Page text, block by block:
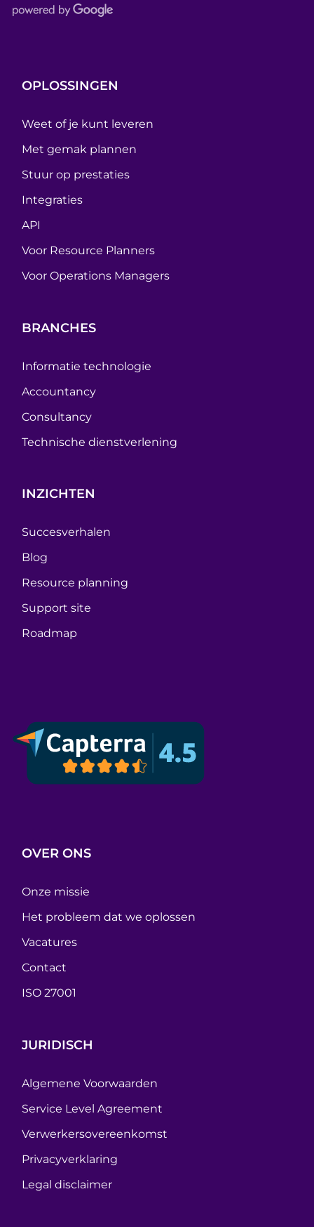
OPLOSSINGEN
Weet of je kunt leveren
Met gemak plannen
Stuur op prestaties
Integraties
API
Voor Resource Planners
Voor Operations Managers
BRANCHES
Informatie technologie
Accountancy
Consultancy
Technische dienstverlening
INZICHTEN
Succesverhalen
Blog
Resource planning
Support site
Roadmap
OVER ONS
Onze missie
Het probleem dat we oplossen
Vacatures
Contact
ISO 27001
JURIDISCH
Algemene Voorwaarden
Service Level Agreement
Verwerkersovereenkomst
Privacyverklaring
Legal disclaimer